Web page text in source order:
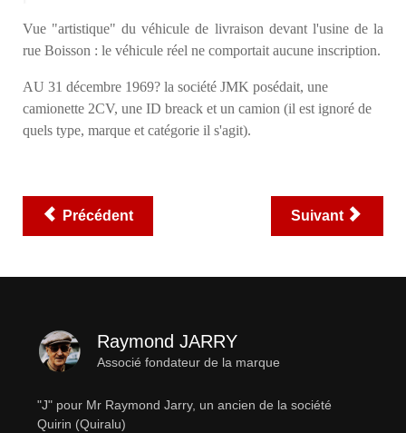
Vue "artistique" du véhicule de livraison devant l'usine de la
rue Boisson : le véhicule réel ne comportait aucune inscription.
AU 31 décembre 1969? la société JMK posédait, une
camionette 2CV, une ID breack et un camion (il est ignoré de
quels type, marque et catégorie il s'agit).
Précédent Suivant
Raymond JARRY
Associé fondateur de la marque
"J" pour Mr Raymond Jarry, un ancien de la société
Quirin (Quiralu)